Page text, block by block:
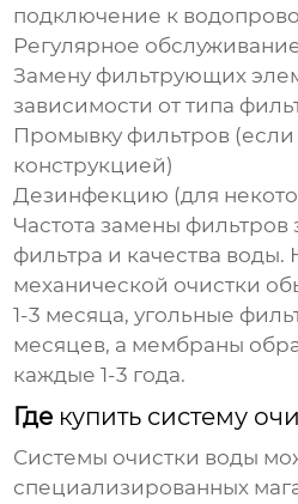
подключение к
Регулярное
Замену фильтрующих
зависимости от типа
Промывку фильтров
конструкцией)
Дезинфекцию (для
Частота замены фильтров
фильтра и качества
механической очистки
1-3 месяца, угольные
месяцев, а мембраны
каждые 1-3 года.
Где купить систему
Системы очистки воды
специализированных